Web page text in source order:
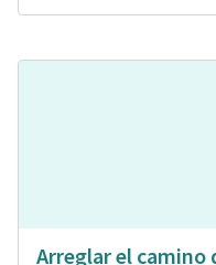
Arreglar el camino